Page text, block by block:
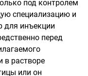
под контролем
специализацию и
для инъекции
перед
в растворе
или он